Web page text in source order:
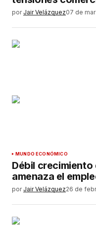
por Jair Velázquez07 de
MUNDO ECONÓMICO
Débil
amenaza el
por Jair Velázquez26 de